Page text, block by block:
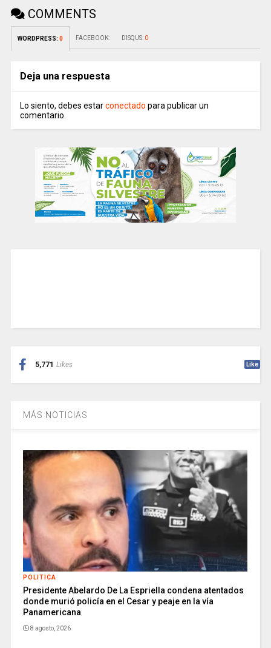
COMMENTS
WORDPRESS: 0 FACEBOOK: DISQUS: 0
Deja una respuesta
Lo siento, debes estarconectado para publicar un
comentario.
5,771 Likes Like
MÁS NOTICIAS
POLITICA
Presidente Abelardo De La Espriella condena atentados
donde murió policía en el Cesar y peaje en la vía
Panamericana
8 agosto, 2026